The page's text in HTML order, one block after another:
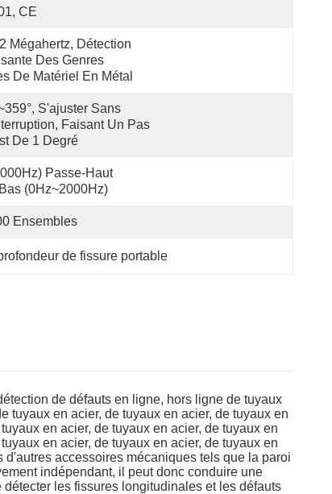
CE
Mégahertz, Détection
Des Genres
De Matériel En Métal
S'ajuster Sans
Faisant Un Pas
De 1 Degré
Passe-Haut
(0Hz~2000Hz)
Ensembles
de fissure portable
de défauts en ligne, hors ligne de tuyaux
tuyaux en acier, de tuyaux en acier, de tuyaux en
en acier, de tuyaux en acier, de tuyaux en
en acier, de tuyaux en acier, de tuyaux en
accessoires mécaniques tels que la paroi
indépendant, il peut donc conduire une
les fissures longitudinales et les défauts